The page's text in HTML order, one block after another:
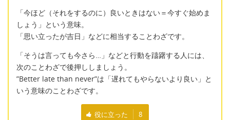
「今ほど（それをするのに）良いときはない＝今すぐ始めま
しょう」という意味。
「思い立ったが吉日」などに相当することわざです。
「そうは言っても今さら…」などと行動を躊躇する人には、
次のことわざで後押ししましょう。
”Better late than never”は「遅れてもやらないより良い」と
いう意味のことわざです。
役に立った 8